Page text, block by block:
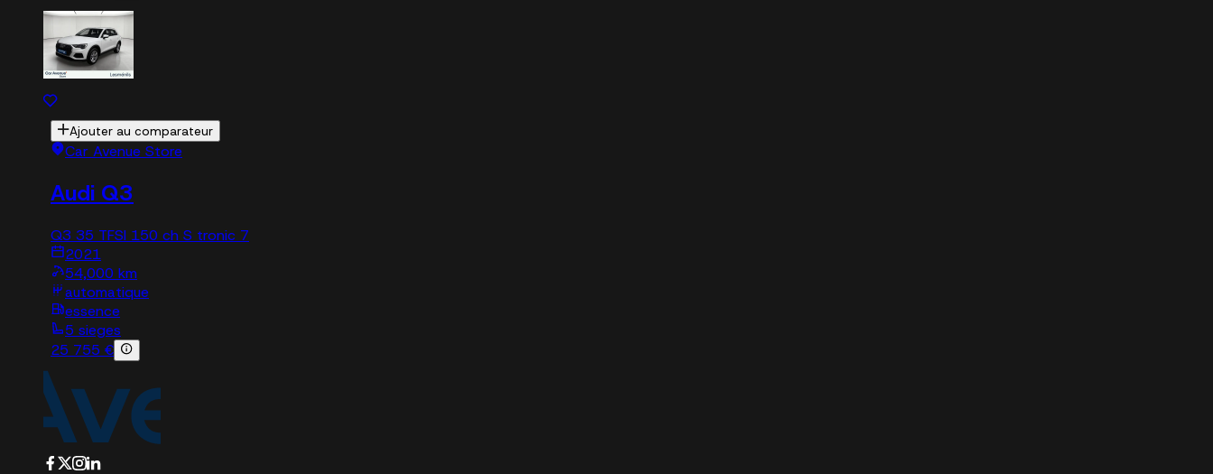
Ajouter au comparateur
Car Avenue Store
Audi Q3
Q3 35 TFSI 150 ch S tronic 7
2021
54,000 km
automatique
essence
5 sieges
25 755 €